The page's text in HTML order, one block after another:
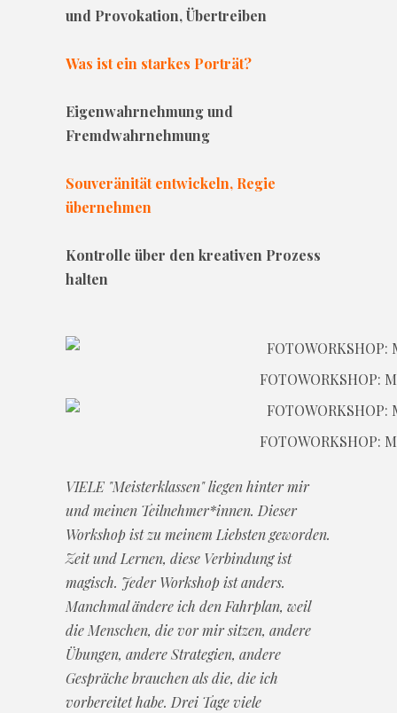
und Provokation, Übertreiben
Was ist ein starkes Porträt?
Eigenwahrnehmung und
Fremdwahrnehmung
Souveränität entwickeln, Regie
übernehmen
Kontrolle über den kreativen Prozess
halten
FOTOWORKSHOP:
FOTOWORKSHOP:
VIELE "Meisterklassen" liegen hinter mir
und meinen Teilnehmer*innen. Dieser
Workshop ist zu meinem Liebsten geworden.
Zeit und Lernen, diese Verbindung ist
magisch. Jeder Workshop ist anders.
Manchmal ändere ich den Fahrplan, weil
die Menschen, die vor mir sitzen, andere
Übungen, andere Strategien, andere
Gespräche brauchen als die, die ich
vorbereitet habe. Drei Tage viele